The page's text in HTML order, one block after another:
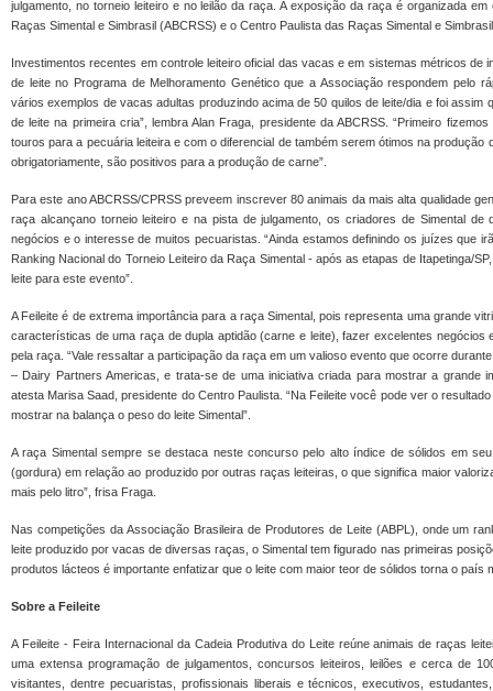
julgamento, no torneio leiteiro e no leilão da raça. A exposição da raça é organizada
Raças Simental e Simbrasil (ABCRSS) e o Centro Paulista das Raças Simental e
Investimentos recentes em controle leiteiro oficial das vacas e em sistemas métricos de
de leite no Programa de Melhoramento Genético que a Associação respondem pelo
vários exemplos de vacas adultas produzindo acima de 50 quilos de leite/dia e foi
de leite na primeira cria”, lembra Alan Fraga, presidente da ABCRSS. “Primeiro
touros para a pecuária leiteira e com o diferencial de também serem ótimos na
obrigatoriamente, são positivos para a produção de carne”.
Para este ano ABCRSS/CPRSS preveem inscrever 80 animais da mais alta qualidade
raça alcançano torneio leiteiro e na pista de julgamento, os criadores de Simental
negócios e o interesse de muitos pecuaristas. “Ainda estamos definindo os juízes que
Ranking Nacional do Torneio Leiteiro da Raça Simental - após as etapas de Itapetinga/
leite para este evento”.
A Feileite é de extrema importância para a raça Simental, pois representa uma grande
características de uma raça de dupla aptidão (carne e leite), fazer excelentes
pela raça. “Vale ressaltar a participação da raça em um valioso evento que ocorre
– Dairy Partners Americas, e trata-se de uma iniciativa criada para mostrar a grande
atesta Marisa Saad, presidente do Centro Paulista. “Na Feileite você pode ver o
mostrar na balança o peso do leite Simental”.
A raça Simental sempre se destaca neste concurso pelo alto índice de sólidos em
(gordura) em relação ao produzido por outras raças leiteiras, o que significa maior
mais pelo litro”, frisa Fraga.
Nas competições da Associação Brasileira de Produtores de Leite (ABPL), onde um
leite produzido por vacas de diversas raças, o Simental tem figurado nas primeiras
produtos lácteos é importante enfatizar que o leite com maior teor de sólidos torna o país
Sobre a Feileite
A Feileite - Feira Internacional da Cadeia Produtiva do Leite reúne animais de raças
uma extensa programação de julgamentos, concursos leiteiros, leilões e cerca de
visitantes, dentre pecuaristas, profissionais liberais e técnicos, executivos,